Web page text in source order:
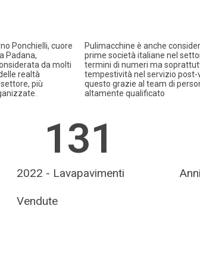
Ponchielli, cuore
Padana,
da molti
realtà
più
Pulimacchine è anche
prime società italiane nel
termini di numeri ma
tempestività nel servizio post-
questo grazie al team di
altamente qualificato
2022 - Lavapavimenti
Vendute
131